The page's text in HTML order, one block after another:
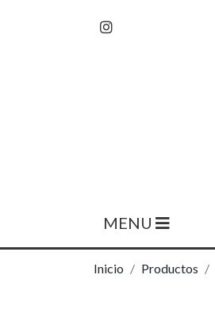
MENU
Inicio Productos